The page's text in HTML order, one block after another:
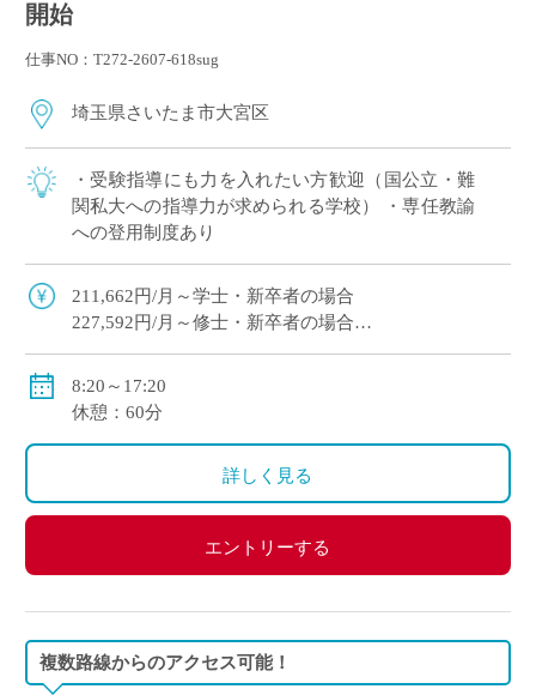
開始
仕事NO：T272-2607-618sug
埼玉県さいたま市大宮区
・受験指導にも力を入れたい方歓迎（国公立・難
関私大への指導力が求められる学校） ・専任教諭
への登用制度あり
211,662円/月～学士・新卒者の場合
227,592円/月～修士・新卒者の場合
●その他手当：扶養手当・職務手当・役職手当
●保険等：私学共済、労災保険、雇用保険
8:20～17:20
休憩：60分
詳しく見る
エントリーする
複数路線からのアクセス可能！